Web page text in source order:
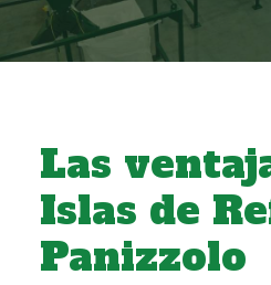
Las
Islas de
Panizzolo